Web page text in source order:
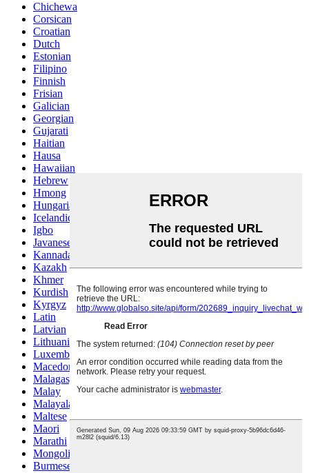
Chichewa
Corsican
Croatian
Dutch
Estonian
Filipino
Finnish
Frisian
Galician
Georgian
Gujarati
Haitian
Hausa
Hawaiian
Hebrew
Hmong
Hungarian
Icelandic
Igbo
Javanese
Kannada
Kazakh
Khmer
Kurdish
Kyrgyz
Latin
Latvian
Lithuanian
Luxembou..
Macedonian
Malagasy
Malay
Malayalam
Maltese
Maori
Marathi
Mongolian
Burmese